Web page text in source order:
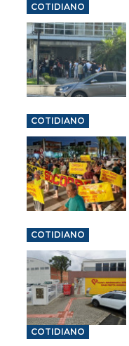
COTIDIANO
COTIDIANO
COTIDIANO
COTIDIANO